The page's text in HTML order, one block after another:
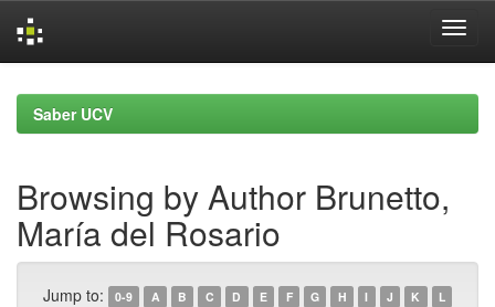
navigationSaber UCV
Browsing by Author Brunetto,
María del Rosario
Jump to: 0-9 A B C D E F G H I J K
L